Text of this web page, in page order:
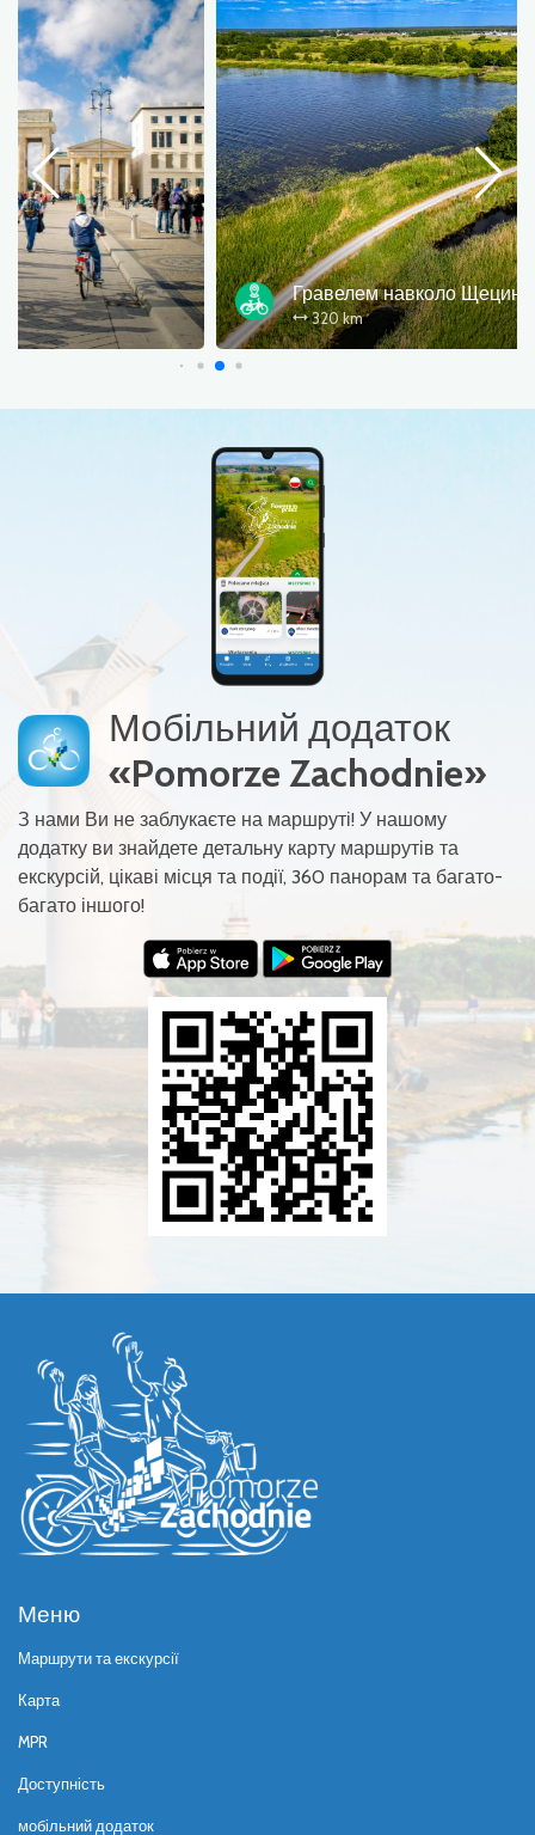
Гравелем навколо Щецинського затоки
320 km
Мобільний додаток
«Pomorze Zachodnie»
З нами Ви не заблукаєте на маршруті! У нашому
додатку ви знайдете детальну карту маршрутів та
екскурсій, цікаві місця та події, 360 панорам та багато-
багато іншого!
Меню
Маршрути та екскурсії
Карта
MPR
Доступність
мобільний додаток